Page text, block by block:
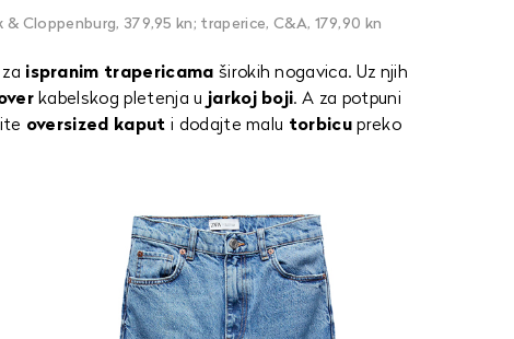
& Cloppenburg, 379,95 kn; traperice, C&A, 179,90 kn
ispranim trapericama širokih nogavica. Uz njih
kabelskog pletenja u jarkoj boji. A za potpuni
oversized kaput i dodajte malu torbicu preko